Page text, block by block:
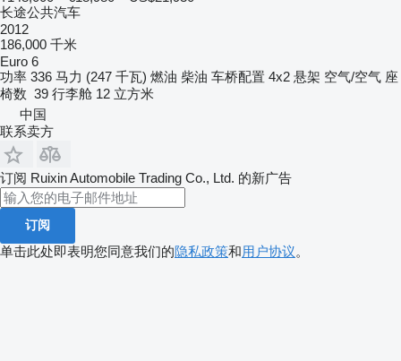
长途公共汽车
2012
186,000 千米
Euro 6
功率 336 马力 (247 千瓦) 燃油 柴油 车桥配置 4x2 悬架 空气/空气 座
椅数 39 行李舱 12 立方米
中国
联系卖方
订阅 Ruixin Automobile Trading Co., Ltd. 的新广告
订阅
单击此处即表明您同意我们的隐私政策和用户协议。